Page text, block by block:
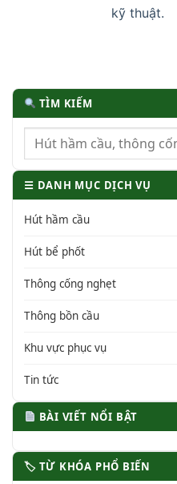
kỹ thuật.
TÌM KIẾM
☰ DANH MỤC DỊCH VỤ
Hút hầm cầu
Hút bể phốt
Thông cống nghẹt
Thông bồn cầu
Khu vực phục vụ
Tin tức
BÀI VIẾT NỔI BẬT
🏷 TỪ KHÓA PHỔ BIẾN